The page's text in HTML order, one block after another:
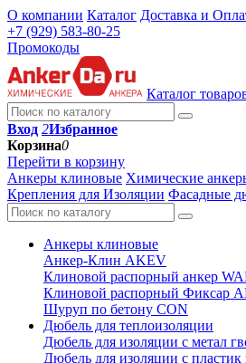
О компании Каталог Доставка и
+7 (929) 583-80-25
Промокоды
Каталог
Вход 2Избранное
Корзина0
Перейти в корзину
Анкеры клиновые Химические
Крепления для Изоляции Фасадные
Анкеры клиновые
Анкер-Клин AKEV
Клиновой распорный анкер
Клиновой распорный Фиксар
Шуруп по бетону CON
Дюбель для теплоизоляции
Дюбель для изоляции с метал
Дюбель для изоляции с пластик